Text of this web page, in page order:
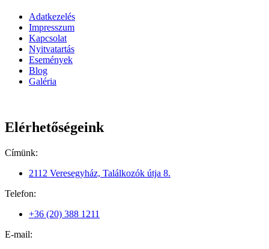
Adatkezelés
Impresszum
Kapcsolat
Nyitvatartás
Események
Blog
Galéria
Elérhetőségeink
Címünk:
2112 Veresegyház, Találkozók útja 8.
Telefon:
+36 (20) 388 1211
E-mail: